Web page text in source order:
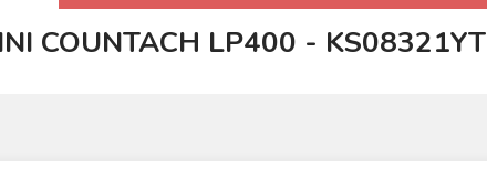
COUNTACH LP400 - KS08321YT